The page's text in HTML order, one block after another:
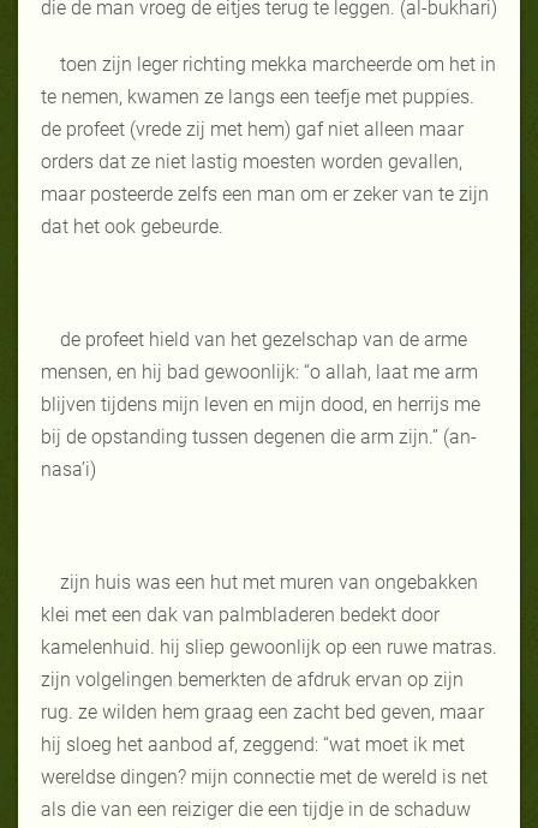
die de man vroeg de eitjes terug te leggen. (al-bukhari)
toen zijn leger richting mekka marcheerde om het in
te nemen, kwamen ze langs een teefje met puppies.
de profeet (vrede zij met hem) gaf niet alleen maar
orders dat ze niet lastig moesten worden gevallen,
maar posteerde zelfs een man om er zeker van te zijn
dat het ook gebeurde.
de profeet hield van het gezelschap van de arme
mensen, en hij bad gewoonlijk: “o allah, laat me arm
blijven tijdens mijn leven en mijn dood, en herrijs me
bij de opstanding tussen degenen die arm zijn.” (an-
nasa’i)
zijn huis was een hut met muren van ongebakken
klei met een dak van palmbladeren bedekt door
kamelenhuid. hij sliep gewoonlijk op een ruwe matras.
zijn volgelingen bemerkten de afdruk ervan op zijn
rug. ze wilden hem graag een zacht bed geven, maar
hij sloeg het aanbod af, zeggend: “wat moet ik met
wereldse dingen? mijn connectie met de wereld is net
als die van een reiziger die een tijdje in de schaduw